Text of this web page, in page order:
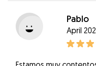
Pablo
April